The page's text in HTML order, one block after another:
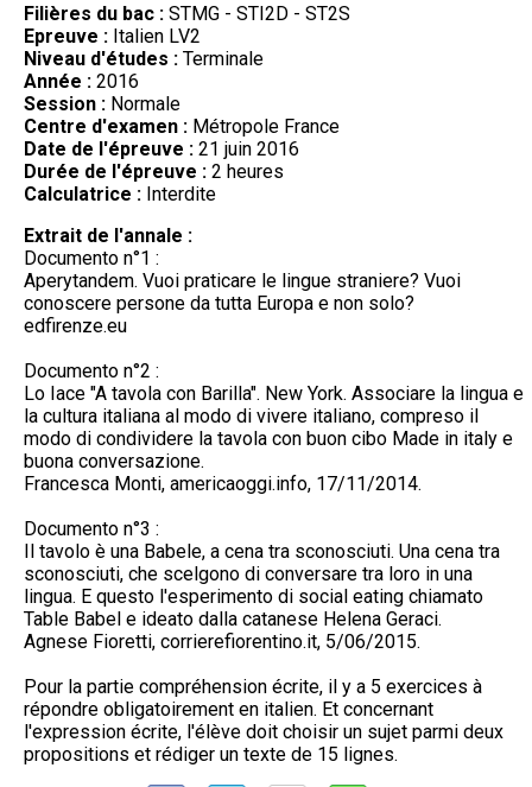
Filières du bac : STMG - STI2D - ST2S
Epreuve : Italien LV2
Niveau d'études : Terminale
Année : 2016
Session : Normale
Centre d'examen : Métropole France
Date de l'épreuve : 21 juin 2016
Durée de l'épreuve : 2 heures
Calculatrice : Interdite
Extrait de l'annale :
Documento n°1 :
Aperytandem. Vuoi praticare le lingue straniere? Vuoi
conoscere persone da tutta Europa e non solo?
edfirenze.eu
Documento n°2 :
Lo Iace "A tavola con Barilla". New York. Associare la lingua e
la cultura italiana al modo di vivere italiano, compreso il
modo di condividere la tavola con buon cibo Made in italy e
buona conversazione.
Francesca Monti, americaoggi.info, 17/11/2014.
Documento n°3 :
Il tavolo è una Babele, a cena tra sconosciuti. Una cena tra
sconosciuti, che scelgono di conversare tra loro in una
lingua. E questo l'esperimento di social eating chiamato
Table Babel e ideato dalla catanese Helena Geraci.
Agnese Fioretti, corrierefiorentino.it, 5/06/2015.
Pour la partie compréhension écrite, il y a 5 exercices à
répondre obligatoirement en italien. Et concernant
l'expression écrite, l'élève doit choisir un sujet parmi deux
propositions et rédiger un texte de 15 lignes.